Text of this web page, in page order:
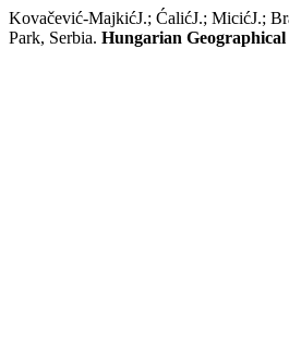
Kovačević-MajkićJ.; ĆalićJ.; MicićJ.;
Park, Serbia. Hungarian